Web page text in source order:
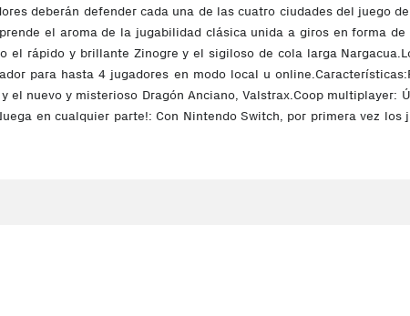
deberán defender cada una de las cuatro ciudades del juego
el aroma de la jugabilidad clásica unida a giros en forma
el rápido y brillante Zinogre y el sigiloso de cola larga
para hasta 4 jugadores en modo local u
el nuevo y misterioso Dragón Anciano, Valstrax.Coop
en cualquier parte!: Con Nintendo Switch, por primera vez
con los niveles previos de rangos alto y bajo para las